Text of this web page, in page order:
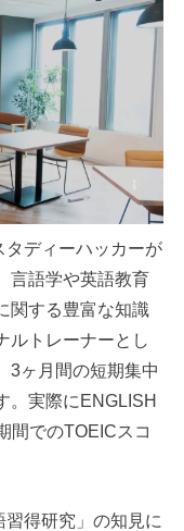
タディーハッカーが
言語学や英語教育
関する豊富な知識
トレーナーとし
3ヶ月間の短期集中
。実際にENGLISH
間でのTOEICスコ
得研究」の知見に